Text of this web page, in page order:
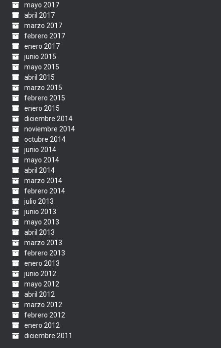
mayo 2017
abril 2017
marzo 2017
febrero 2017
enero 2017
junio 2015
mayo 2015
abril 2015
marzo 2015
febrero 2015
enero 2015
diciembre 2014
noviembre 2014
octubre 2014
junio 2014
mayo 2014
abril 2014
marzo 2014
febrero 2014
julio 2013
junio 2013
mayo 2013
abril 2013
marzo 2013
febrero 2013
enero 2013
junio 2012
mayo 2012
abril 2012
marzo 2012
febrero 2012
enero 2012
diciembre 2011